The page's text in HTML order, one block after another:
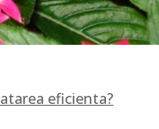
eficienta?